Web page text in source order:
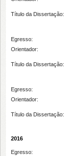
Título da Dissertação:
Egresso:
Orientador:
Título da Dissertação:
Egresso:
Orientador:
Título da Dissertação:
2016
Egresso: